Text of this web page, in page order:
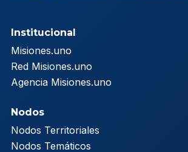
Institucional
Misiones.uno
Red Misiones.uno
Agencia Misiones.uno
Nodos
Nodos Territoriales
Nodos Temáticos